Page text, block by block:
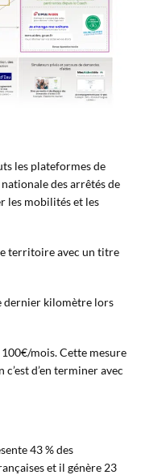
les plateformes de
des arrêtés de
les mobilités et les
territoire avec un titre
dernier kilomètre lors
100€/mois. Cette mesure
d’en terminer avec
43 % des
et il génère 23